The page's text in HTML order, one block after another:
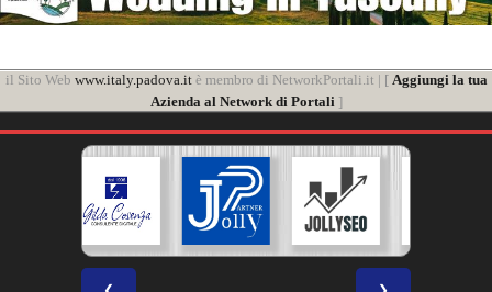
il Sito Web www.italy.padova.itè membro di NetworkPortali.it | [ Aggiungi la tua
Azienda al Network di Portali]